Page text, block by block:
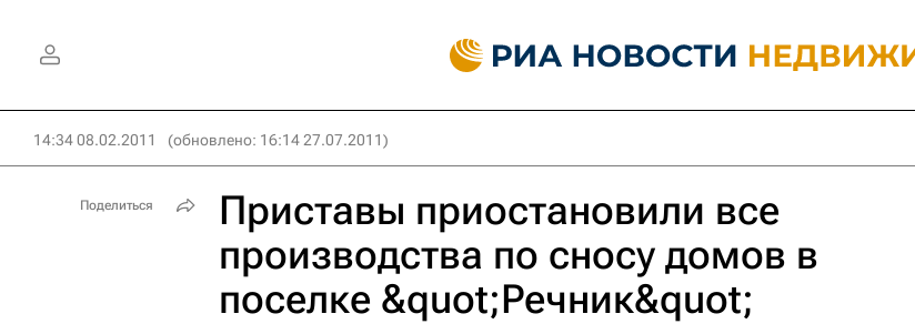
14:34 08.02.2011 (обновлено: 16:14 27.07.2011)
Приставы приостановили все
производства по сносу домов в
поселке &quot;Речник&quot;
Поделиться